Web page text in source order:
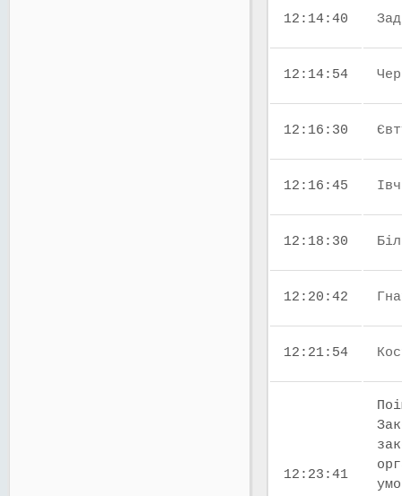
12:14:40
12:14:54
12:16:30
12:16:45
12:18:30
12:20:42
12:21:54
12:23:41